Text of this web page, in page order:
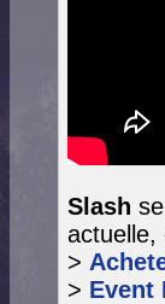
Slash
actuelle,
>
> Event